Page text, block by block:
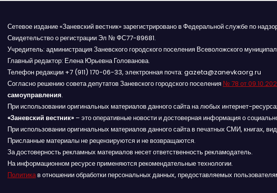
г
а
ц
и
я
п
о
з
Сетевое издание «Заневский вестник» зарегистрировано в Федеральной службе по
Свидетельство о регистрации Эл № ФС77-89681.
Учредитель: администрация Заневского городского поселения Всеволожского
Главный редактор: Елена Юрьевна Голованова.
Телефон редакции +7 (911) 170-06-33, электронная почта: gazeta@zanevkaorg.ru
Согласно решению совета депутатов Заневского городского поселения № 78 от
самоуправления.
При использовании оригинальных материалов данного сайта на любых интернет-
«Заневский вестник» – это оперативные новости и достоверная информация о
При использовании оригинальных материалов данного сайта в печатных СМИ, книгах,
Присланные материалы не рецензируются и не возвращаются.
За достоверность рекламных материалов несет ответственность рекламодатель.
На информационном ресурсе применяются рекомендательные технологии.
Политикав отношении обработки персональных данных, предоставляемых